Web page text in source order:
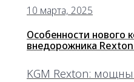
10 марта, 2025
Особенности нового
внедорожника
KGM Rexton: